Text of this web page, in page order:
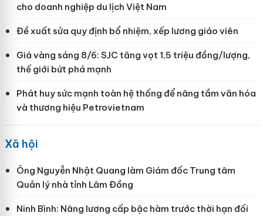
cho doanh nghiệp du lịch Việt Nam
Đề xuất sửa quy định bổ nhiệm, xếp lương giáo viên
Giá vàng sáng 8/6: SJC tăng vọt 1,5 triệu đồng/lượng,
thế giới bứt phá mạnh
Phát huy sức mạnh toàn hệ thống để nâng tầm văn hóa
và thương hiệu Petrovietnam
Xã hội
Ông Nguyễn Nhật Quang làm Giám đốc Trung tâm
Quản lý nhà tỉnh Lâm Đồng
Ninh Bình: Nâng lương cấp bậc hàm trước thời hạn đối